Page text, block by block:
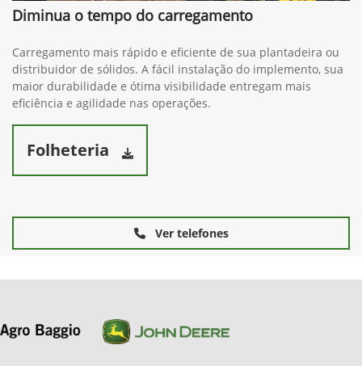
Diminua o tempo do carregamento
Carregamento mais rápido e eficiente de sua plantadeira ou
distribuidor de sólidos. A fácil instalação do implemento, sua
maior durabilidade e ótima visibilidade entregam mais
eficiência e agilidade nas operações.
Folheteria
Ver telefones